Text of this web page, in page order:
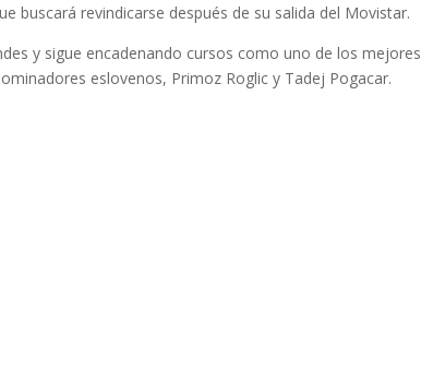
buscará revindicarse después de su salida del Movistar.
y sigue encadenando cursos como uno de los mejores
eslovenos, Primoz Roglic y Tadej Pogacar.